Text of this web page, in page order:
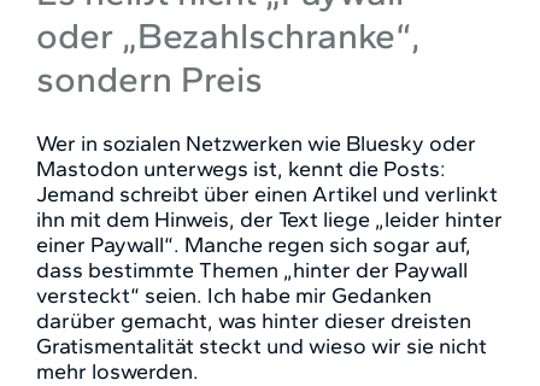
oder „Bezahlschranke“,
sondern Preis
Wer in sozialen Netzwerken wie Bluesky oder
Mastodon unterwegs ist, kennt die Posts:
Jemand schreibt über einen Artikel und verlinkt
ihn mit dem Hinweis, der Text liege „leider hinter
einer Paywall“. Manche regen sich sogar auf,
dass bestimmte Themen „hinter der Paywall
versteckt“ seien. Ich habe mir Gedanken
darüber gemacht, was hinter dieser dreisten
Gratismentalität steckt und wieso wir sie nicht
mehr loswerden.